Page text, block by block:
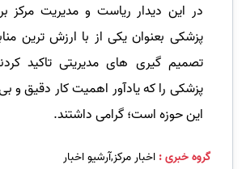
در این دیدار ریاست و مدیریت مرکز
پزشکی بعنوان یکی از با ارزش ترین
تصمیم گیری های مدیریتی تاکید
پزشکی را که یادآور اهمیت کار دقیق و
این حوزه است؛ گرامی داشتند.
گروه خبری :اخبار مرکز,آرشیو اخبار